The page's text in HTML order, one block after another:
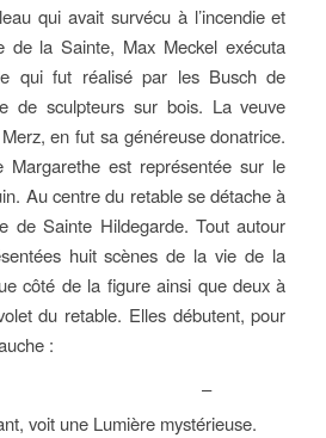
qui avait survécu à l’incendie et
de la Sainte, Max Meckel exécuta
qui fut réalisé par les Busch de
de sculpteurs sur bois. La veuve
en fut sa généreuse donatrice.
Margarethe est représentée sur le
Au centre du retable se détache à
de Sainte Hildegarde. Tout autour
huit scènes de la vie de la
côté de la figure ainsi que deux à
du retable. Elles débutent, pour
:
–
voit une Lumière mystérieuse.